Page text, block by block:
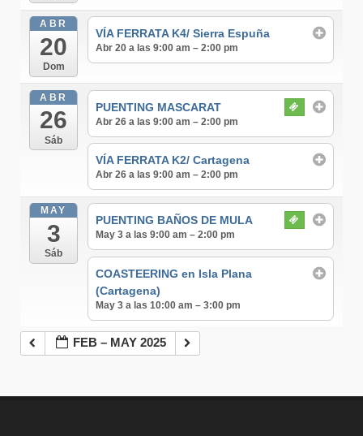
ABR
20
Dom
VÍA FERRATA K4/ Sierra Espuña
Abr 20 a las 9:00 am – 2:00 pm
ABR
26
Sáb
PUENTING MASCARAT
Abr 26 a las 9:00 am – 2:00 pm
VÍA FERRATA K2/ Cartagena
Abr 26 a las 9:00 am – 2:00 pm
MAY
3
Sáb
PUENTING BAÑOS DE MULA
May 3 a las 9:00 am – 2:00 pm
COASTEERING en Isla Plana
(Cartagena)
May 3 a las 10:00 am – 3:00 pm
FEB – MAY 2025